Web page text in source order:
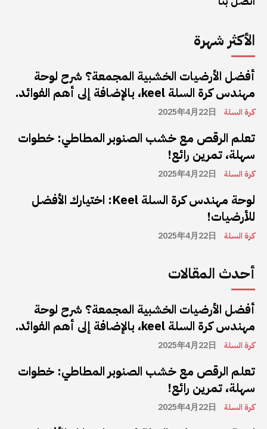
الأكثر شهرة
أفضل الأرضيات الخشبية المجمعة؟ شرح لوحة
مهندس كرة السلة keel، بالإضافة إلى أهم الفوائد.
كرة السلة 2025年4月22日
تعلم الرقص مع خشب الصنوبر المطاطي: خطوات
سهلة، تمرين رائع!
كرة السلة 2025年4月22日
لوحة مهندس كرة السلة Keel: اختيارك الأفضل
للأرضيات!
كرة السلة 2025年4月22日
أحدث المقالات
أفضل الأرضيات الخشبية المجمعة؟ شرح لوحة
مهندس كرة السلة keel، بالإضافة إلى أهم الفوائد.
كرة السلة 2025年4月22日
تعلم الرقص مع خشب الصنوبر المطاطي: خطوات
سهلة، تمرين رائع!
كرة السلة 2025年4月22日